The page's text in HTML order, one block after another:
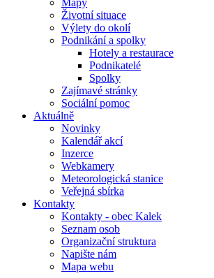
Mapy
Životní situace
Výlety do okolí
Podnikání a spolky
Hotely a restaurace
Podnikatelé
Spolky
Zajímavé stránky
Sociální pomoc
Aktuálně
Novinky
Kalendář akcí
Inzerce
Webkamery
Meteorologická stanice
Veřejná sbírka
Kontakty
Kontakty - obec Kalek
Seznam osob
Organizační struktura
Napište nám
Mapa webu